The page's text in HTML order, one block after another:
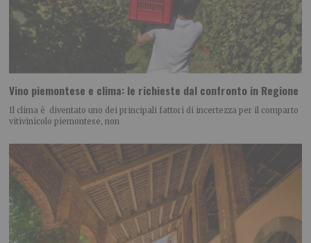
Vino piemontese e clima: le richieste dal confronto in Regione
Il clima è diventato uno dei principali fattori di incertezza per il comparto
vitivinicolo piemontese, non